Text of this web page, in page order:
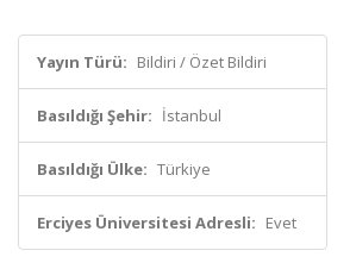
Yayın Türü: Bildiri / Özet Bildiri
Basıldığı Şehir: İstanbul
Basıldığı Ülke: Türkiye
Erciyes Üniversitesi Adresli: Evet